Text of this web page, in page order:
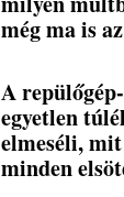
még ma is
A
egyetlen
elmeséli,
minden